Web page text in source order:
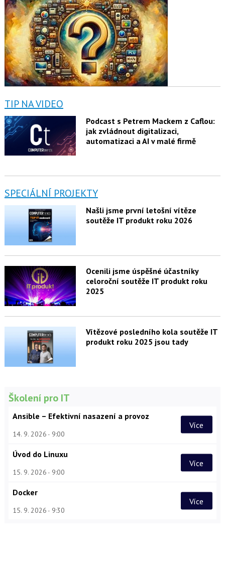
TIP NA VIDEO
Podcast s Petrem Mackem z Caflou:
jak zvládnout digitalizaci,
automatizaci a AI v malé firmě
SPECIÁLNÍ PROJEKTY
Našli jsme první letošní vítěze
soutěže IT produkt roku 2026
Ocenili jsme úspěšné účastníky
celoroční soutěže IT produkt roku
2025
Vítězové posledního kola soutěže IT
produkt roku 2025 jsou tady
Školení pro IT
Ansible – Efektivní nasazení a provoz
14. 9. 2026 9:00
Více
Úvod do Linuxu
15. 9. 2026 9:00
Více
Docker
15. 9. 2026 9:30
Více